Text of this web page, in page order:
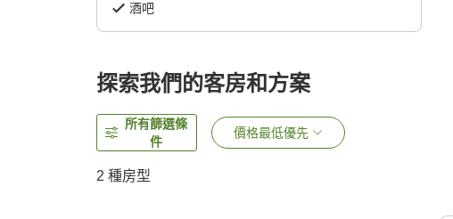
酒吧
探索我們的客房和方案
所有篩選條
件
價格最低優先
2 種房型